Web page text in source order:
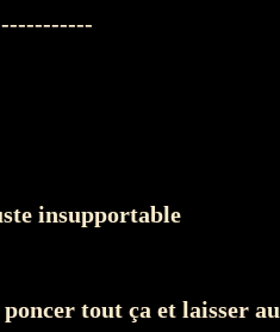
insupportable
tout ça et laisser au